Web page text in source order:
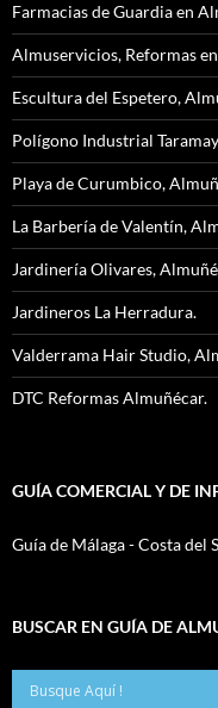
Farmacias de Guardia en
Almuservicios, Reformas
Escultura del Espetero,
Polígono Industrial
Playa de Curumbico,
La Barbería de Valentín,
Jardinería Olivares,
Jardineros La Herradura.
Valderrama Hair Studio,
DTC Reformas Almuñécar.
GUÍA COMERCIAL Y DE
Guía de Málaga - Costa del
BUSCAR EN GUÍA DE